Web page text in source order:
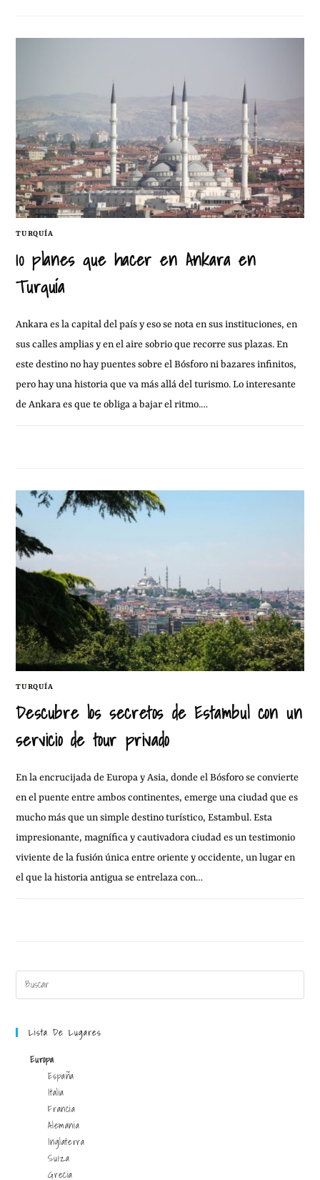
TURQUÍA
10 planes que hacer en Ankara en
Turquía
Ankara es la capital del país y eso se nota en sus instituciones, en
sus calles amplias y en el aire sobrio que recorre sus plazas. En
este destino no hay puentes sobre el Bósforo ni bazares infinitos,
pero hay una historia que va más allá del turismo. Lo interesante
de Ankara es que te obliga a bajar el ritmo.…
TURQUÍA
Descubre los secretos de Estambul con un
servicio de tour privado
En la encrucijada de Europa y Asia, donde el Bósforo se convierte
en el puente entre ambos continentes, emerge una ciudad que es
mucho más que un simple destino turístico, Estambul. Esta
impresionante, magnífica y cautivadora ciudad es un testimonio
viviente de la fusión única entre oriente y occidente, un lugar en
el que la historia antigua se entrelaza con…
Lista De Lugares
Europa
España
Italia
Francia
Alemania
Inglaterra
Suiza
Grecia